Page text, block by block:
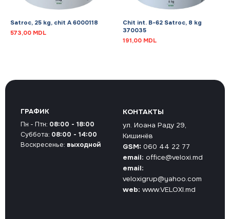
Satroc, 25 kg, chit A 6000118
573,00 MDL
Chit int. B-62 Satroc, 8 kg
370035
191,00 MDL
КОНТАКТЫ
ул. Иоана Раду 29,
Кишинёв
GSM: 060 44 22 77
email: office@veloxi.md
email:
veloxigrup@yahoo.com
web: www.VELOXI.md
ГРАФИК
Пн - Птн: 08:00 - 18:00
Суббота: 08:00 - 14:00
Воскресенье: выходной